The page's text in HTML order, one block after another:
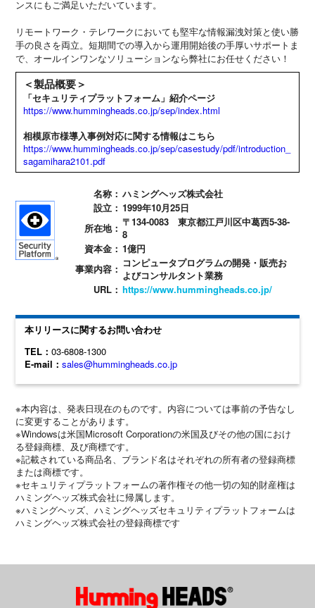
ンスにもご満足いただいています。
リモートワーク・テレワークにおいても堅牢な情報漏洩対策と使い勝
手の良さを両立。短期間での導入から運用開始後の手厚いサポートま
で、オールインワンなソリューションなら弊社にお任せください！
＜製品概要＞
「セキュリティプラットフォーム」紹介ページ
https://www.hummingheads.co.jp/sep/index.html
相模原市様導入事例対応に関する情報はこちら
https://www.hummingheads.co.jp/sep/casestudy/pdf/introduction_
sagamihara2101.pdf
名称： ハミングヘッズ株式会社
設立： 1999年10月25日
所在地： 〒134-0083 東京都江戸川区中葛西5-38-
8
資本金： 1億円
事業内容： コンピュータプログラムの開発・販売お
よびコンサルタント業務
URL： https://www.hummingheads.co.jp/
本リリースに関するお問い合わせ
TEL：03-6808-1300
E-mail：sales@hummingheads.co.jp
※本内容は、発表日現在のものです。内容については事前の予告なし
に変更することがあります。
※Windowsは米国Microsoft Corporationの米国及びその他の国におけ
る登録商標、及び商標です。
※記載されている商品名、ブランド名はそれぞれの所有者の登録商標
または商標です。
※セキュリティプラットフォームの著作権その他一切の知的財産権は
ハミングヘッズ株式会社に帰属します。
※ハミングヘッズ、ハミングヘッズセキュリティプラットフォームは
ハミングヘッズ株式会社の登録商標です